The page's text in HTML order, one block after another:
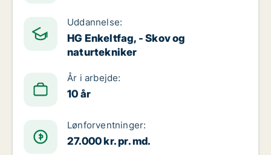
Uddannelse:
HG Enkeltfag, - Skov og
naturtekniker
År i arbejde:
10 år
Lønforventninger:
27.000 kr. pr. md.